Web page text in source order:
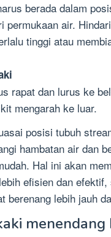
berada dalam
permukaan air.
tinggi atau
rapat dan lurus ke
mengarah ke luar.
posisi tubuh
hambatan air dan
Hal ini akan
efisien dan efektif,
berenang lebih jauh
menendang